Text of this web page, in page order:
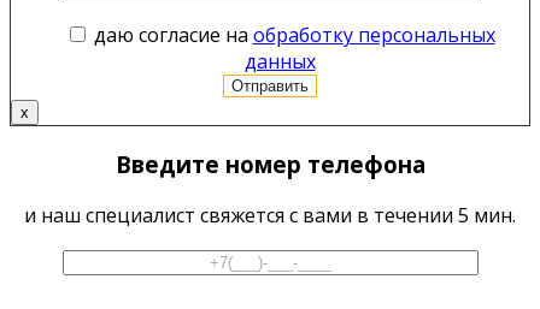
даю согласие на обработку персональных
данных
x
Введите номер телефона
и наш специалист свяжется с вами в течении 5 мин.